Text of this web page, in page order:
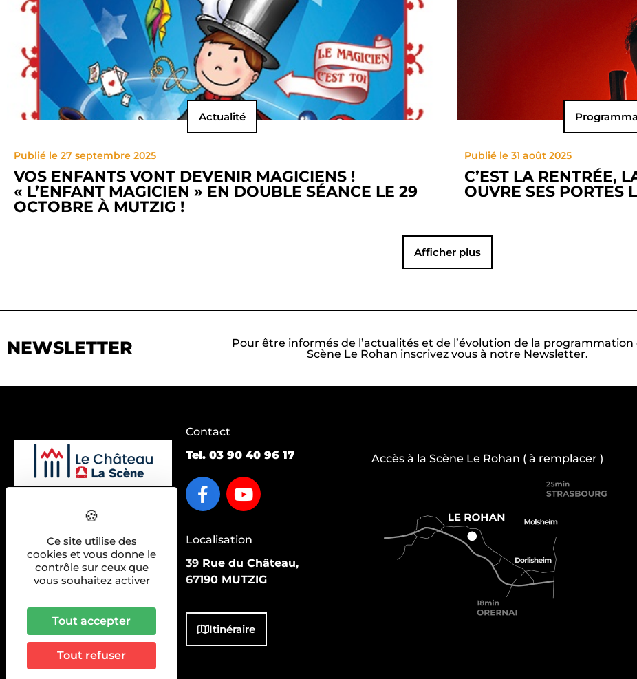
Actualité
Publié le 27 septembre 2025
VOS ENFANTS VONT DEVENIR MAGICIENS !
« L’ENFANT MAGICIEN » EN DOUBLE SÉANCE LE 29
OCTOBRE À MUTZIG !
Publié le 31 août 2025
C’EST LA RENTRÉE,
OUVRE SES PORTES
Afficher plus
NEWSLETTER
Pour être informés de l’actualités et de l’évolution de la programmation
Scène Le Rohan inscrivez vous à notre Newsletter.
Accès pratiques :
Saison 2026/2027
La salle
Actualités
Nos actions
Partenaires
Contact
Tel. 03 90 40 96 17
Localisation
39 Rue du Château,
67190 MUTZIG
Itinéraire
Accès à la Scène Le Rohan ( à remplacer )
Ce site utilise des
cookies et vous donne le
contrôle sur ceux que
vous souhaitez activer
Tout accepter
Tout refuser